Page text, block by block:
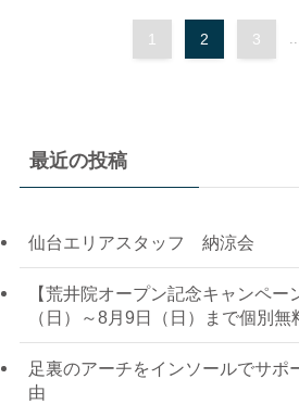
1 2 3
最近の投稿
仙台エリアスタッフ 納涼会
【荒井院オープン記念キャンペー
（日）～8月9日（日）まで個別
足裏のアーチをインソールでサポ
由